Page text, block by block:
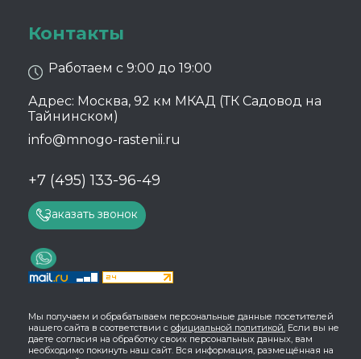
Контакты
Работаем с 9:00 до 19:00
Адрес: Москва, 92 км МКАД (ТК Садовод на
Тайнинском)
info@mnogo-rastenii.ru
+7 (495) 133-96-49
Заказать звонок
Мы получаем и обрабатываем персональные данные посетителей
нашего сайта в соответствии с официальной политикой. Если вы не
даете согласия на обработку своих персональных данных, вам
необходимо покинуть наш сайт. Вся информация, размещённая на